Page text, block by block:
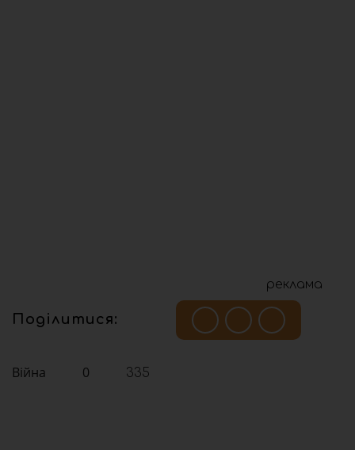
реклама
Поділитися:
Війна 0 335